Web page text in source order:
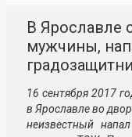
В Ярославле
мужчины,
16 сентября 2017
в Ярославле во
неизвестный